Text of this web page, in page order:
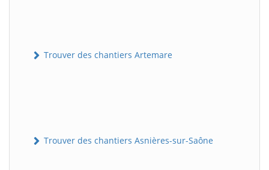
Trouver des chantiers Artemare
Trouver des chantiers Asnières-sur-Saône